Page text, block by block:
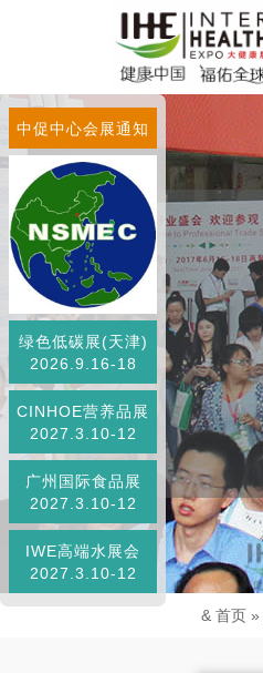
中促中心会展通知
绿色低碳展(天津)
2026.9.16-18
CINHOE营养品展
2027.3.10-12
广州国际食品展
2027.3.10-12
IWE高端水展会
2027.3.10-12
& 首页 »